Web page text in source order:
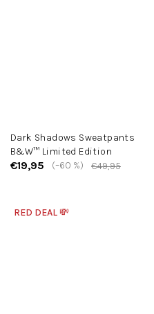
Dark Shadows Sweatpants
B&W™ Limited Edition
€19,95 €49,95
(–60 %)
RED DEAL 💸